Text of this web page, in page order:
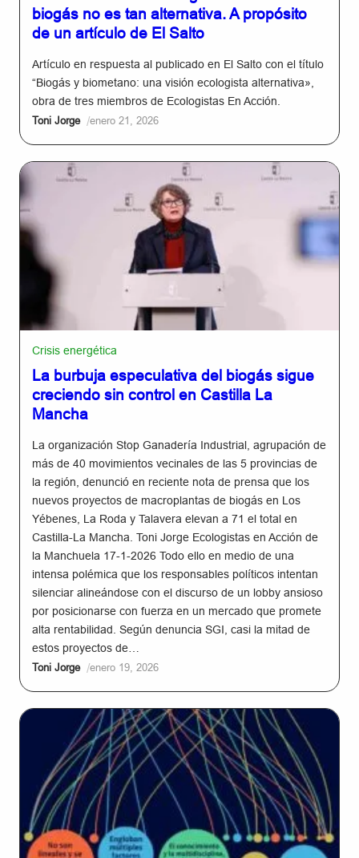
biogás no es tan alternativa. A propósito
de un artículo de El Salto
Artículo en respuesta al publicado en El Salto con el título
“Biogás y biometano: una visión ecologista alternativa»,
obra de tres miembros de Ecologistas En Acción.
Toni Jorge /enero 21, 2026
Crisis energética
La burbuja especulativa del biogás sigue
creciendo sin control en Castilla La
Mancha
La organización Stop Ganadería Industrial, agrupación de
más de 40 movimientos vecinales de las 5 provincias de
la región, denunció en reciente nota de prensa que los
nuevos proyectos de macroplantas de biogás en Los
Yébenes, La Roda y Talavera elevan a 71 el total en
Castilla-La Mancha. Toni Jorge Ecologistas en Acción de
la Manchuela 17-1-2026 Todo ello en medio de una
intensa polémica que los responsables políticos intentan
silenciar alineándose con el discurso de un lobby ansioso
por posicionarse con fuerza en un mercado que promete
alta rentabilidad. Según denuncia SGI, casi la mitad de
estos proyectos de…
Toni Jorge /enero 19, 2026